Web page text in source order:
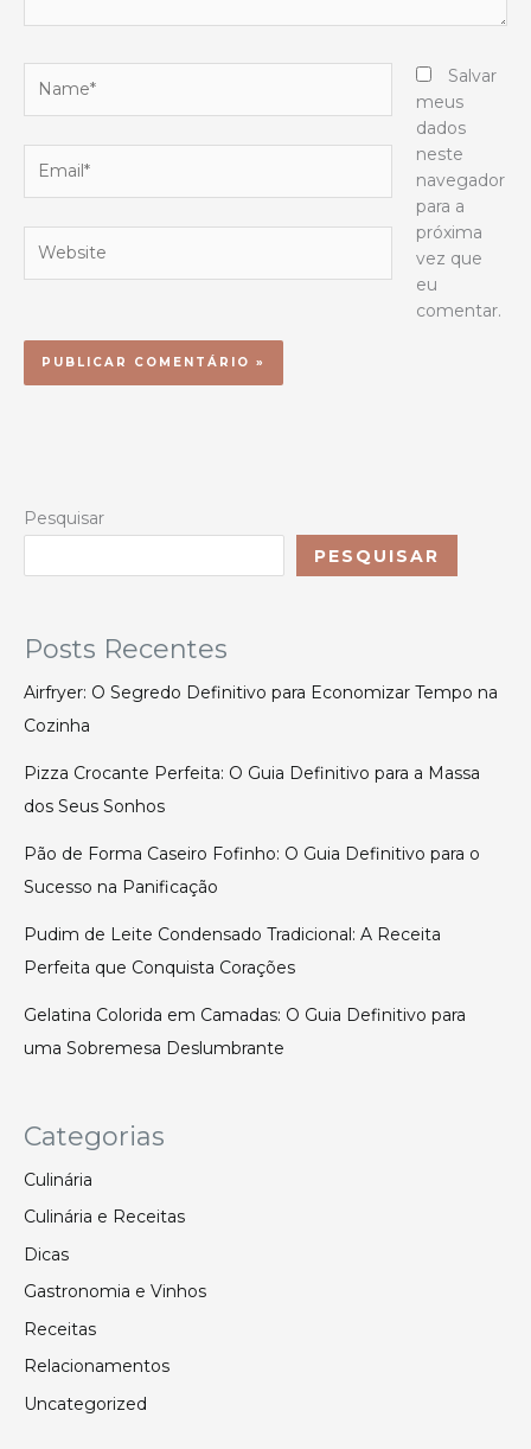
Salvar
meus
dados
neste
navegador
para a
próxima
vez que
eu
comentar.
Pesquisar
PESQUISAR
Posts Recentes
Airfryer: O Segredo Definitivo para Economizar Tempo na
Cozinha
Pizza Crocante Perfeita: O Guia Definitivo para a Massa
dos Seus Sonhos
Pão de Forma Caseiro Fofinho: O Guia Definitivo para o
Sucesso na Panificação
Pudim de Leite Condensado Tradicional: A Receita
Perfeita que Conquista Corações
Gelatina Colorida em Camadas: O Guia Definitivo para
uma Sobremesa Deslumbrante
Categorias
Culinária
Culinária e Receitas
Dicas
Gastronomia e Vinhos
Receitas
Relacionamentos
Uncategorized